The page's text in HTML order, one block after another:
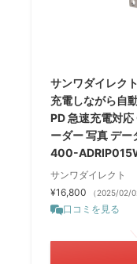
サンワダイレク
充電しながら自
PD 急速充電対
ーダー 写真 デー
400-
サンワダイレクト
¥16,800
（2025/02/
口コミを見る